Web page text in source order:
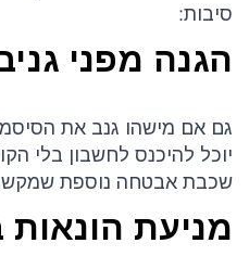
סיבות:
הגנה מפני
גם אם מישהו גנב את
יוכל להיכנס לחשבון בלי
שכבת אבטחה נוספת
מניעת